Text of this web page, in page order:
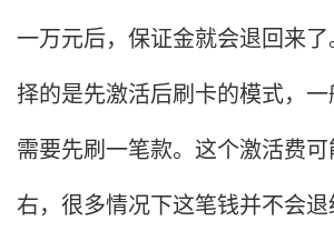
一万元后，保证金就会退回来
择的是先激活后刷卡的模式，
需要先刷一笔款。这个激活费
右，很多情况下这笔钱并不会